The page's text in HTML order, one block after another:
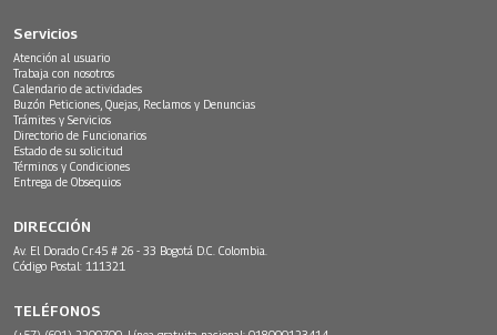
Servicios
Atención al usuario
Trabaja con nosotros
Calendario de actividades
Buzón Peticiones, Quejas, Reclamos y Denuncias
Trámites y Servicios
Directorio de Funcionarios
Estado de su solicitud
Términos y Condiciones
Entrega de Obsequios
DIRECCIÓN
Av. El Dorado Cr.45 # 26 - 33 Bogotá D.C. Colombia.
Código Postal: 111321
TELÉFONOS